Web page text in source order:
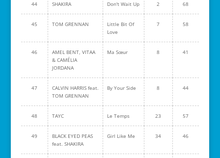
44 SHAKIRA Don't Wait Up 2 68
45 TOM GRENNAN
Little Bit Of
Love
7 58
46
AMEL BENT, VITAA
& CAMÉLIA
JORDANA
Ma Sœur 8 41
47
CALVIN HARRIS feat.
TOM GRENNAN
By Your Side 8 44
48 TAYC Le Temps 23 57
49
BLACK EYED PEAS
feat. SHAKIRA
Girl Like Me 34 46